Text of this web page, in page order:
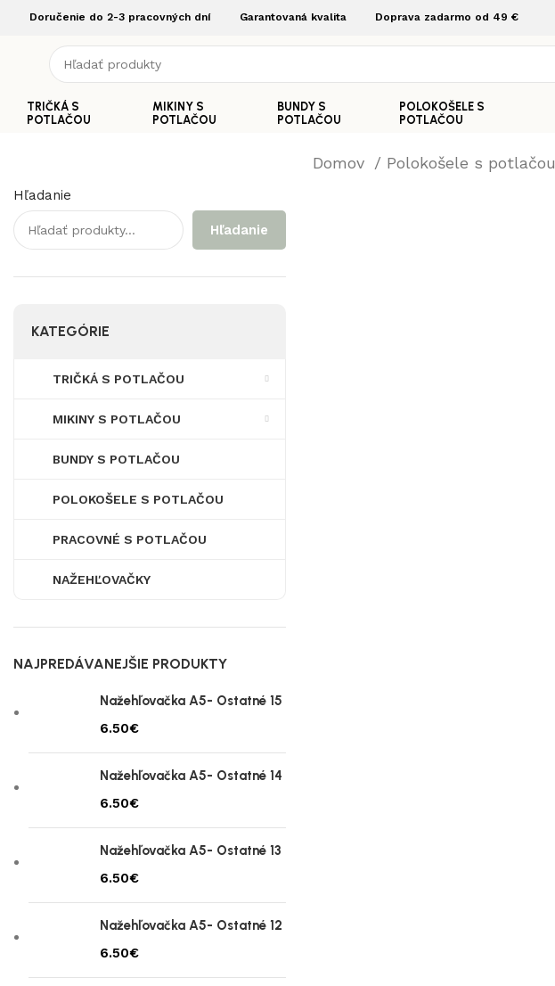
Doručenie do 2-3 pracovných dní Garantovaná kvalita Doprava zadarmo od 49 €
TRIČKÁ S
POTLAČOU
MIKINY S
POTLAČOU
BUNDY S
POTLAČOU
POLOKOŠELE S
POTLAČOU
Domov Polokošele s potlačou
Hľadanie
Hľadanie
KATEGÓRIE
TRIČKÁ S POTLAČOU
MIKINY S POTLAČOU
BUNDY S POTLAČOU
POLOKOŠELE S POTLAČOU
PRACOVNÉ S POTLAČOU
NAŽEHĽOVAČKY
NAJPREDÁVANEJŠIE PRODUKTY
Nažehľovačka A5- Ostatné 15
€
Nažehľovačka A5- Ostatné 14
€
Nažehľovačka A5- Ostatné 13
€
Nažehľovačka A5- Ostatné 12
€